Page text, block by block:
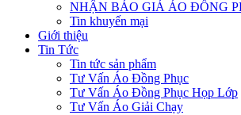
NHẬN BÁO GIÁ ÁO ĐỒNG
Tin khuyến mại
Giới thiệu
Tin Tức
Tin tức sản phẩm
Tư Vấn Áo Đồng Phục
Tư Vấn Áo Đồng Phục Họp Lớp
Tư Vấn Áo Giải Chạy